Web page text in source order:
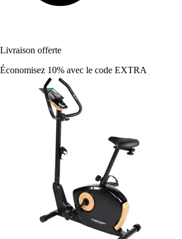
Livraison offerte
Économisez 10% avec le code EXTRA